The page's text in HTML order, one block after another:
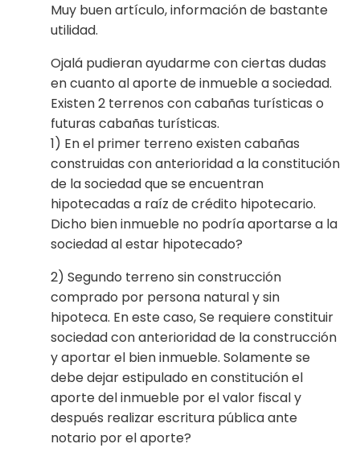
Muy buen artículo, información de bastante
utilidad.
Ojalá pudieran ayudarme con ciertas dudas
en cuanto al aporte de inmueble a sociedad.
Existen 2 terrenos con cabañas turísticas o
futuras cabañas turísticas.
1) En el primer terreno existen cabañas
construidas con anterioridad a la constitución
de la sociedad que se encuentran
hipotecadas a raíz de crédito hipotecario.
Dicho bien inmueble no podría aportarse a la
sociedad al estar hipotecado?
2) Segundo terreno sin construcción
comprado por persona natural y sin
hipoteca. En este caso, Se requiere constituir
sociedad con anterioridad de la construcción
y aportar el bien inmueble. Solamente se
debe dejar estipulado en constitución el
aporte del inmueble por el valor fiscal y
después realizar escritura pública ante
notario por el aporte?